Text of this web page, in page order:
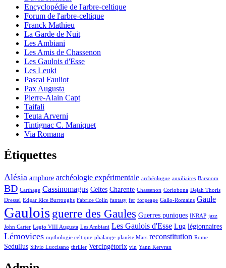
Encyclopédie de l'arbre-celtique
Forum de l'arbre-celtique
Franck Mathieu
La Garde de Nuit
Les Ambiani
Les Amis de Chassenon
Les Gaulois d'Esse
Les Leuki
Pascal Fauliot
Pax Augusta
Pierre-Alain Capt
Taifali
Teuta Arverni
Tintignac C. Maniquet
Via Romana
Étiquettes
Alésia amphore archéologie expérimentale archéologue auxiliaires Barsoom
BD Carthage Cassinomagus Celtes Charente Chassenon Coriobona Dejah Thoris
Dressel Edgar Rice Burroughs Fabrice Colin fantasy fer forgeage Gallo-Romains Gaule
Gaulois guerre des Gaules Guerres puniques INRAP jazz
John Carter Legio VIII Augusta Les Ambiani Les Gaulois d'Esse Lug légionnaires
Lémovices mythologie celtique phalange planète Mars reconstitution Rome
Sedullus Silvio Luccisano thriller Vercingétorix vin Yann Kervran